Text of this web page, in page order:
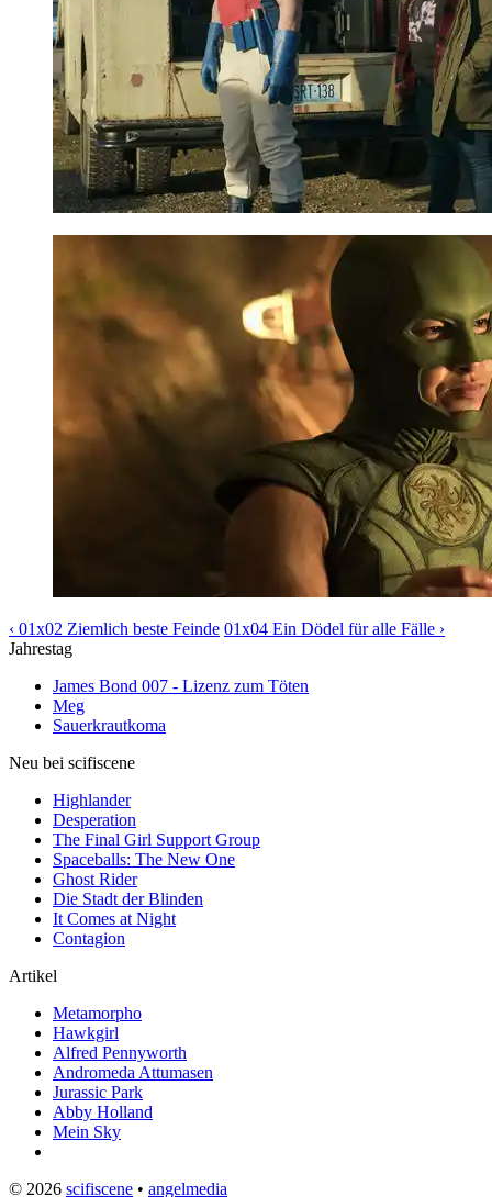
‹ 01x02 Ziemlich beste Feinde 01x04 Ein Dödel für alle Fälle ›
Jahrestag
James Bond 007 - Lizenz zum Töten
Meg
Sauerkrautkoma
Neu bei scifiscene
Highlander
Desperation
The Final Girl Support Group
Spaceballs: The New One
Ghost Rider
Die Stadt der Blinden
It Comes at Night
Contagion
Artikel
Metamorpho
Hawkgirl
Alfred Pennyworth
Andromeda Attumasen
Jurassic Park
Abby Holland
Mein Sky
© 2026 scifiscene • angelmedia